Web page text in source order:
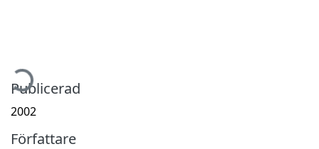
Publicerad
2002
Författare